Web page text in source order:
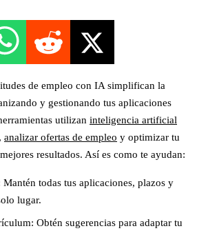
de empleo con IA simplifican la
y gestionando tus aplicaciones
utilizan inteligencia artificial
analizar ofertas de empleo y optimizar tu
resultados. Así es como te ayudan:
Mantén todas tus aplicaciones, plazos y
lugar.
: Obtén sugerencias para adaptar tu